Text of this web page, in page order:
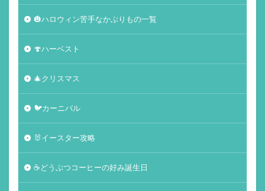
🎃ハロウィン苦手なかぶりもの一覧
🍄ハーベスト
🎄クリスマス
🐦カーニバル
🐰イースター攻略
☕️どうぶつコーヒーの好み誕生日